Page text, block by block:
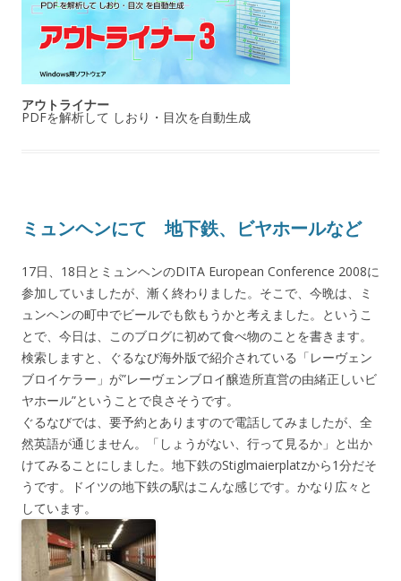
アウトライナー
PDFを解析して しおり・目次を自動生成
ミュンヘンにて 地下鉄、ビヤホールなど
17日、18日とミュンヘンのDITA European Conference 2008に
参加していましたが、漸く終わりました。そこで、今晩は、ミ
ュンヘンの町中でビールでも飲もうかと考えました。というこ
とで、今日は、このブログに初めて食べ物のことを書きます。
検索しますと、ぐるなび海外版で紹介されている「レーヴェン
ブロイケラー」が”レーヴェンブロイ醸造所直営の由緒正しいビ
ヤホール”ということで良さそうです。
ぐるなびでは、要予約とありますので電話してみましたが、全
然英語が通じません。「しょうがない、行って見るか」と出か
けてみることにしました。地下鉄のStiglmaierplatzから1分だそ
うです。ドイツの地下鉄の駅はこんな感じです。かなり広々と
しています。